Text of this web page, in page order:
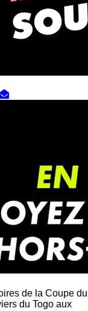
de la Coupe du
du Togo aux